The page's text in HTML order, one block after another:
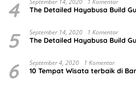
4 The Detailed Hayabusa Build
5 September 14, 2020 1 Komentar
The Detailed Hayabusa Build
6 September 4, 2020 1 Komentar
10 Tempat Wisata terbaik di